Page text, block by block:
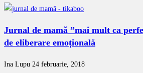
Jurnal de mamă ”mai mult ca
de eliberare emoțională
Ina Lupu 24 februarie, 2018